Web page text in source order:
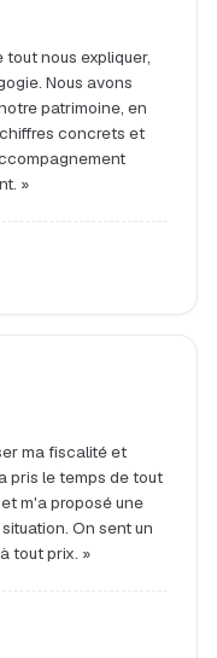
nous expliquer,
Nous avons
patrimoine, en
concrets et
»
ma fiscalité et
pris le temps de tout
m'a proposé une
On sent un
tout prix. »